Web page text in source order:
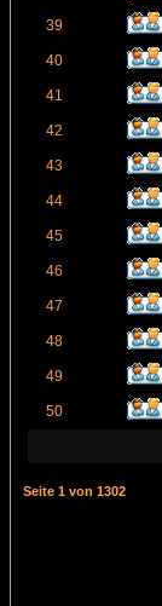
39
40
41
42
43
44
45
46
47
48
49
50
Seite 1 von 1302